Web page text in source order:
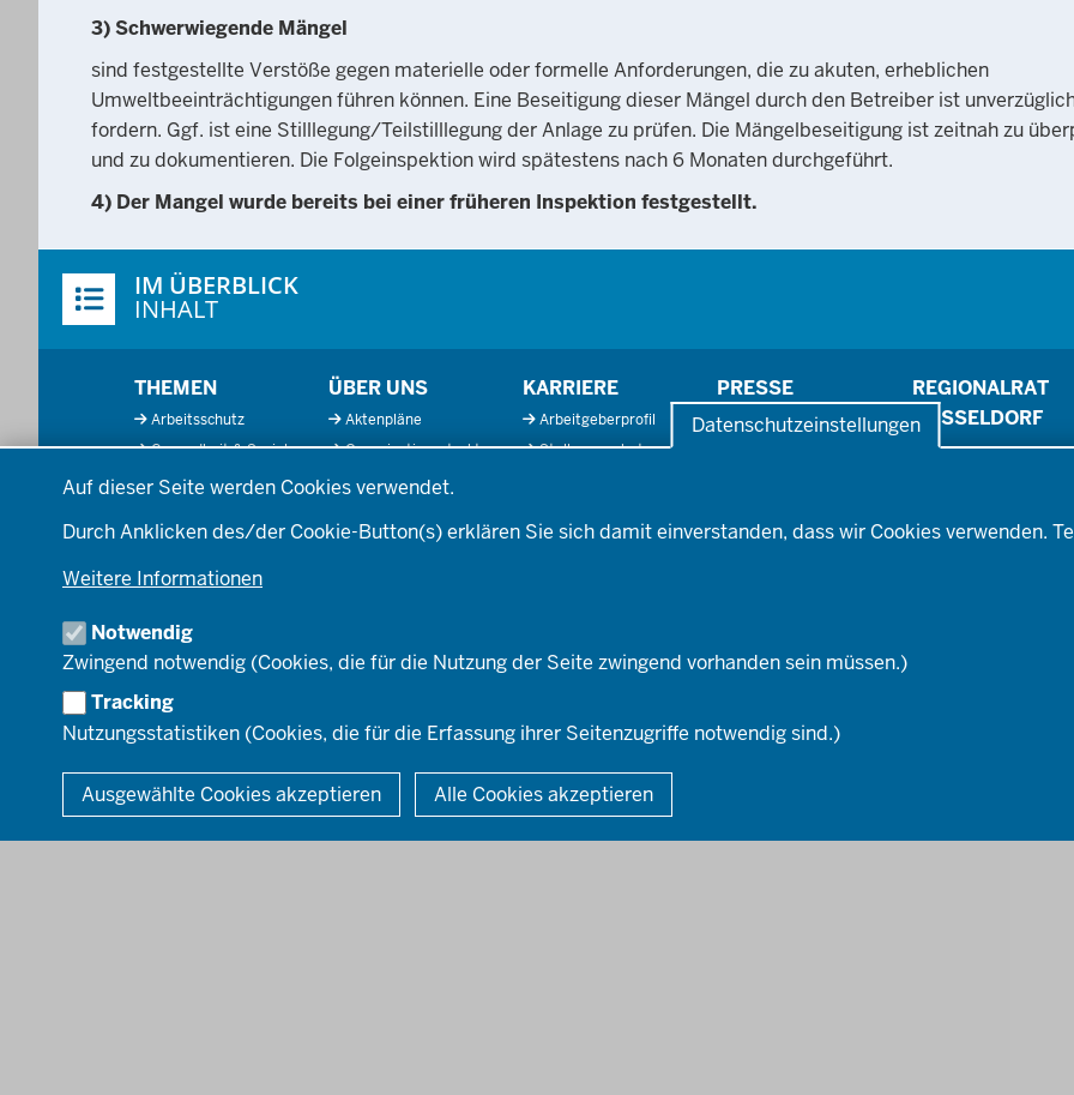
Datenschutzeinstellungen
Auf dieser Seite werden Cookies verwendet.
Durch Anklicken des/der Cookie-Button(s) erklären Sie sich damit einverstanden, dass wir Cookies verwenden.
Weitere Informationen
Notwendig
Zwingend notwendig (Cookies, die für die Nutzung der Seite zwingend vorhanden sein müssen.)
Tracking
Nutzungsstatistiken (Cookies, die für die Erfassung ihrer Seitenzugriffe notwendig sind.)
Ausgewählte Cookies akzeptieren Alle Cookies akzeptieren
3) Schwerwiegende Mängel
sind festgestellte Verstöße gegen materielle oder formelle Anforderungen, die zu akuten, erheblichen
Umweltbeeinträchtigungen führen können. Eine Beseitigung dieser Mängel durch den Betreiber ist
fordern. Ggf. ist eine Stilllegung/Teilstilllegung der Anlage zu prüfen. Die Mängelbeseitigung ist zeitnah zu
und zu dokumentieren. Die Folgeinspektion wird spätestens nach 6 Monaten durchgeführt.
4) Der Mangel wurde bereits bei einer früheren Inspektion festgestellt.
Inhalte
IM ÜBERBLICK
INHALT
Fußzeile
THEMEN
Arbeitsschutz
Gesundheit & Soziales
Wirtschaft
Ordnung & Sicherheit
Schule & Bildung
Umwelt & Natur
ÜBER UNS
Aktenpläne
Organisationsstruktur
Behördenleitung
Einblicke
KARRIERE
Arbeitgeberprofil
Stellenangebote
Aufstiegsmöglichkeiten
PRESSE
Pressefotos
REGIONALRAT
DÜSSELDORF